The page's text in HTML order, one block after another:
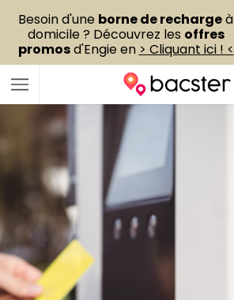
Besoin d'une borne de rechargeà
domicile ? Découvrez les offres
promosd'Engie en > Cliquant ici ! <